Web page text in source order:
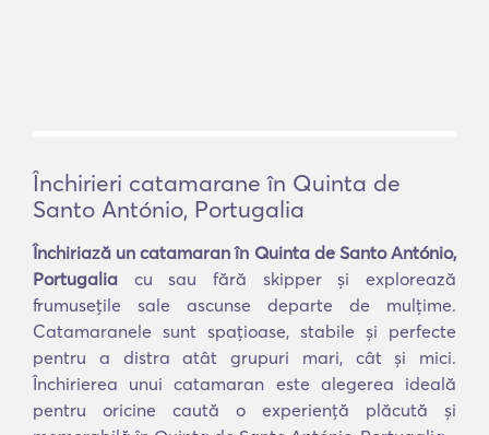
Închirieri catamarane în Quinta de
Santo António, Portugalia
Închiriază un catamaran în Quinta de Santo António,
Portugalia cu sau fără skipper și explorează
frumusețile sale ascunse departe de mulțime.
Catamaranele sunt spațioase, stabile și perfecte
pentru a distra atât grupuri mari, cât și mici.
Închirierea unui catamaran este alegerea ideală
pentru oricine caută o experiență plăcută și